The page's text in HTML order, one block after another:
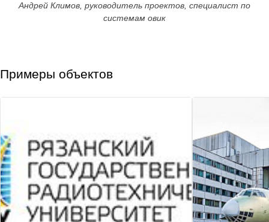
Андрей Климов, руководитель проектов, специалист по
системам овик
Примеры объектов